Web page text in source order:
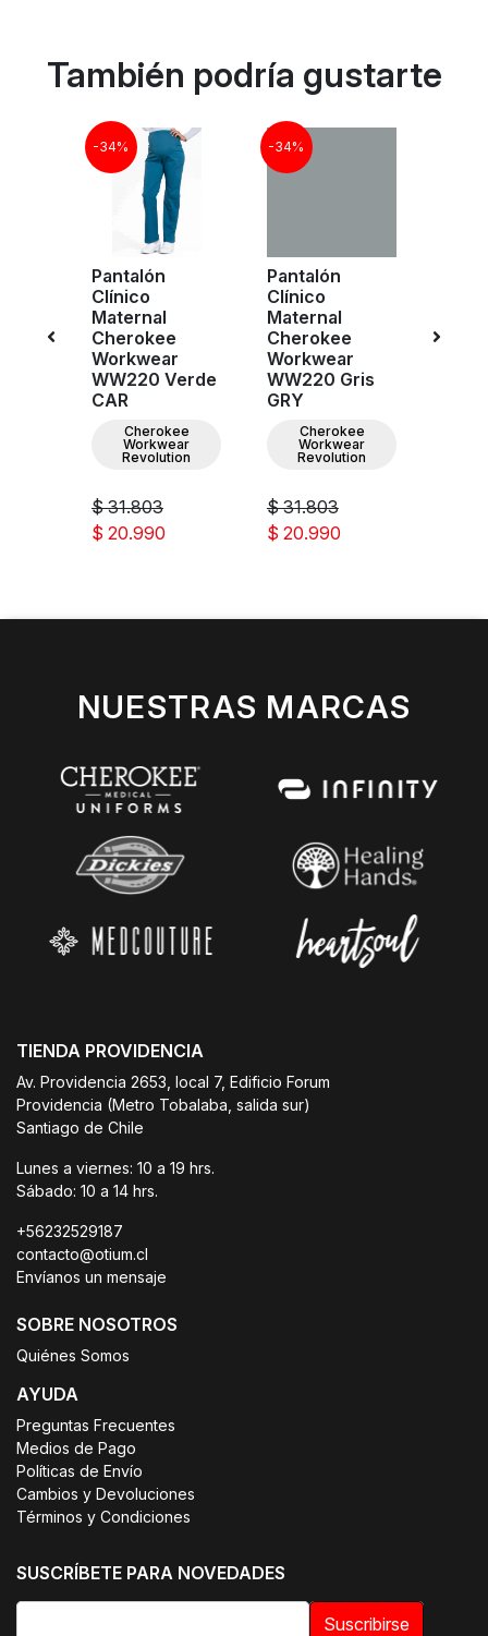
También podría gustarte
-34%
Pantalón
Clínico
Maternal
Cherokee
Workwear
WW220 Verde
CAR
Cherokee
Workwear
Revolution
$ 31.803
$ 20.990
-34%
Pantalón
Clínico
Maternal
Cherokee
Workwear
WW220 Gris
GRY
Cherokee
Workwear
Revolution
$ 31.803
$ 20.990
NUESTRAS MARCAS
TIENDA PROVIDENCIA
Av. Providencia 2653, local 7, Edificio Forum
Providencia (Metro Tobalaba, salida sur)
Santiago de Chile
Lunes a viernes: 10 a 19 hrs.
Sábado: 10 a 14 hrs.
+56232529187
contacto@otium.cl
Envíanos un mensaje
SOBRE NOSOTROS
Quiénes Somos
AYUDA
Preguntas Frecuentes
Medios de Pago
Políticas de Envío
Cambios y Devoluciones
Términos y Condiciones
SUSCRÍBETE PARA NOVEDADES
Suscribirse